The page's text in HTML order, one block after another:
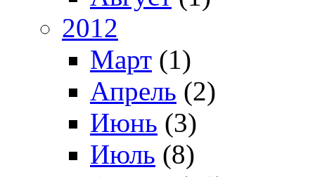
2012
Март (1)
Апрель (2)
Июнь (3)
Июль (8)